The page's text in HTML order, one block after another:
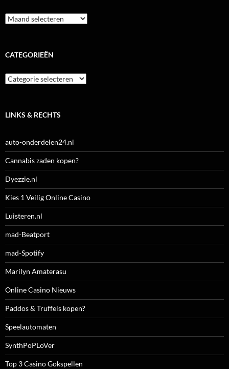
Archieven
CATEGORIEËN
Categorieën
LINKS & RECHTS
auto-onderdelen24.nl
Cannabis zaden kopen?
Dyezzie.nl
Kies 1 Veilig Online Casino
Luisteren.nl
mad-Beatport
mad-Spotify
Marilyn Amaterasu
Online Casino Nieuws
Paddos & Truffels kopen?
Speelautomaten
SynthPoPLoVer
Top 3 Casino Gokspellen